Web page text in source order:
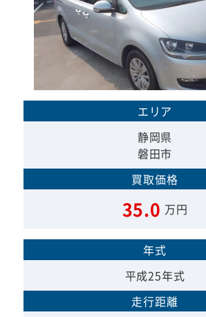
エリア
静岡県
磐田市
買取価格
35.0 万円
年式
平成25年式
走行距離